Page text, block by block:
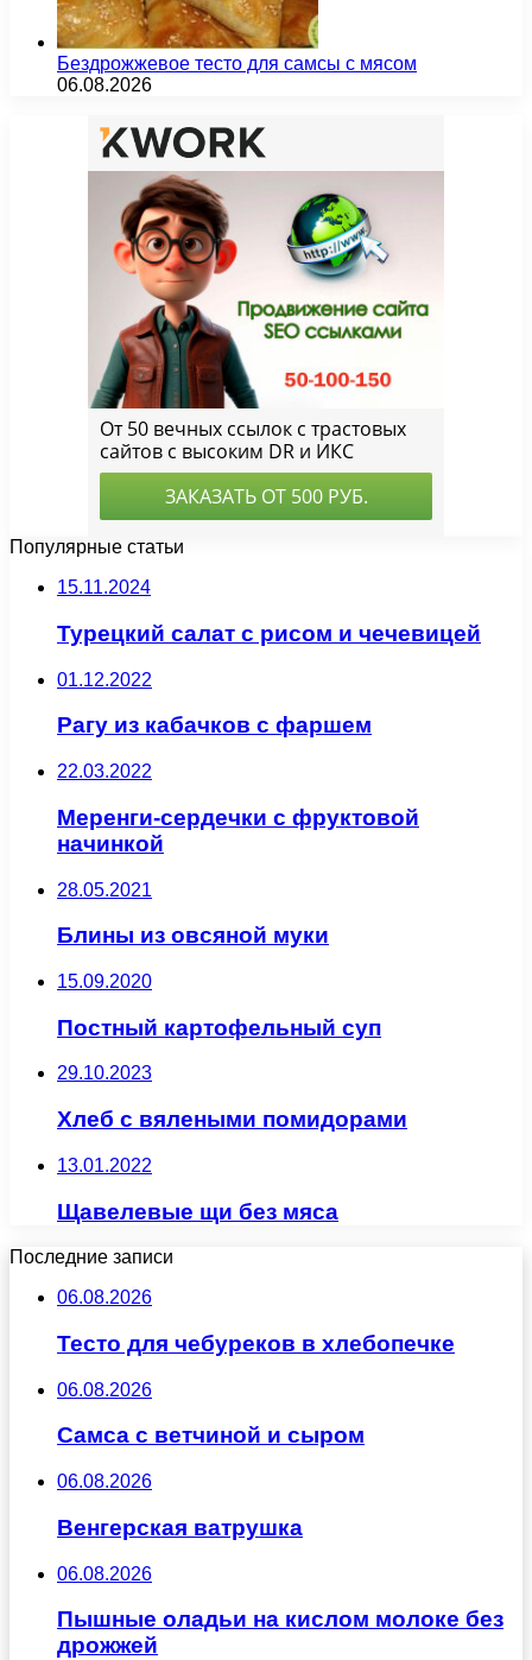
Бездрожжевое тесто для самсы с мясом
06.08.2026
Популярные статьи
15.11.2024
Турецкий салат с рисом и чечевицей
01.12.2022
Рагу из кабачков с фаршем
22.03.2022
Меренги-сердечки с фруктовой
начинкой
28.05.2021
Блины из овсяной муки
15.09.2020
Постный картофельный суп
29.10.2023
Хлеб с вялеными помидорами
13.01.2022
Щавелевые щи без мяса
Последние записи
06.08.2026
Тесто для чебуреков в хлебопечке
06.08.2026
Самса с ветчиной и сыром
06.08.2026
Венгерская ватрушка
06.08.2026
Пышные оладьи на кислом молоке без
дрожжей